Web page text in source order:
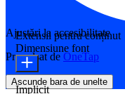
Ajustări la accesibilitate
Propulsat de OneTap
Ascunde bara de unelte
Extensii pentru conținut
Dimensiune font
Implicit